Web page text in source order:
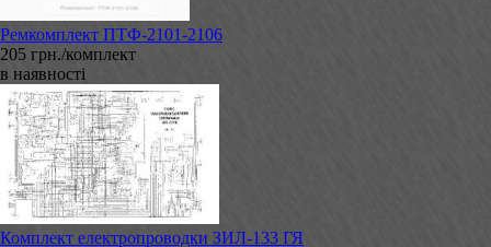
Ремкомплект ПТФ-2101-2106
205 грн./комплект
в наявності
Комплект електропроводки ЗИЛ-133 ГЯ